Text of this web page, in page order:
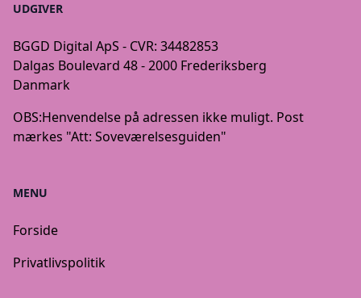
UDGIVER
BGGD Digital ApS - CVR: 34482853
Dalgas Boulevard 48 - 2000 Frederiksberg
Danmark
OBS:Henvendelse på adressen ikke muligt. Post
mærkes "Att: Soveværelsesguiden"
MENU
Forside
Privatlivspolitik